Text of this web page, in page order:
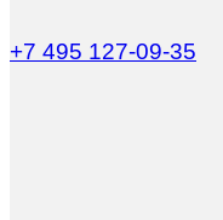
+7 495 127-09-35